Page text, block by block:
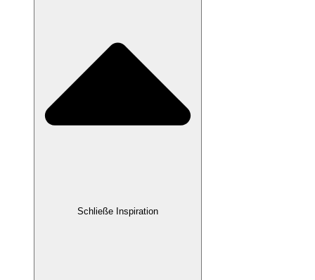
Schließe Inspiration